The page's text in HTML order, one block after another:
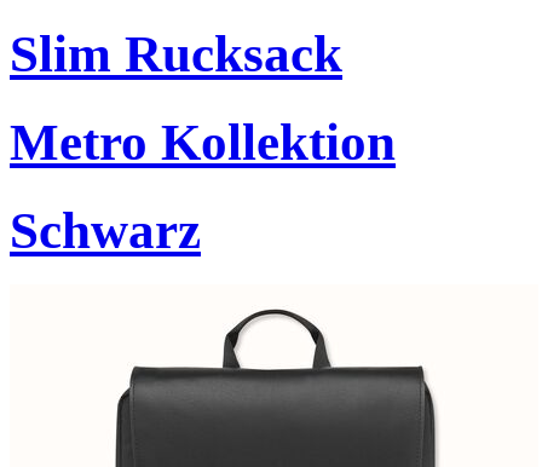
Slim Rucksack
Metro Kollektion
Schwarz